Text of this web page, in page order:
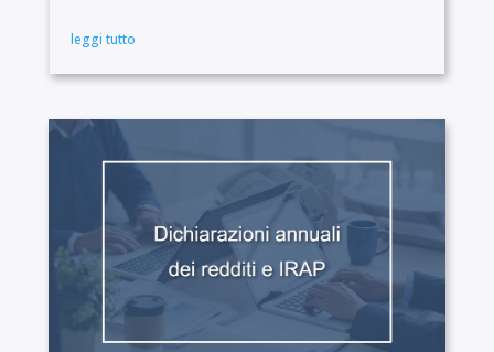
leggi tutto